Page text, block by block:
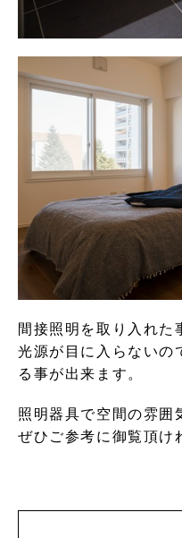
間接照明を取り入れた
光源が目に入らないの
る事が出来ます。
照明器具で空間の雰囲
ぜひご参考に御覧頂け